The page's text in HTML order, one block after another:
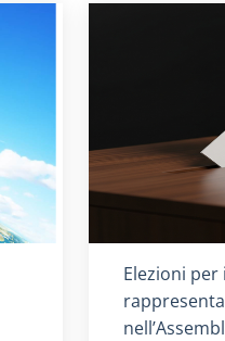
Titolo card:
Elezioni